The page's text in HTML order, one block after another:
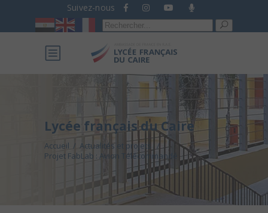
Suivez-nous
Recherche
pour :
Lycée français du Caire
Accueil / Actualités et projets
/
Projet FabLab : Avion Télécommandé